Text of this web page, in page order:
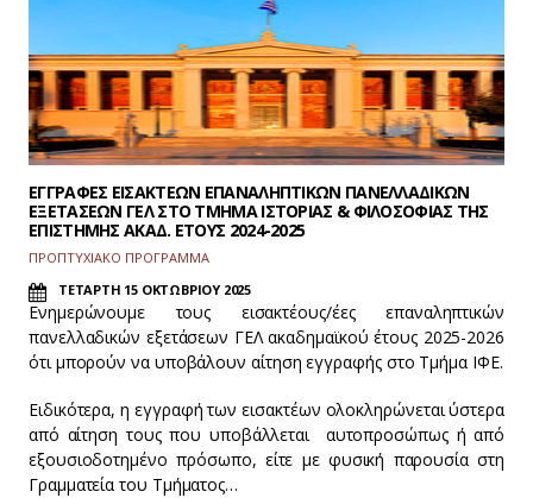
ΕΓΓΡΑΦΕΣ ΕΙΣΑΚΤΕΩΝ ΕΠΑΝΑΛΗΠΤΙΚΩΝ ΠΑΝΕΛΛΑΔΙΚΩΝ
ΕΞΕΤΑΣΕΩΝ ΓΕΛ ΣΤΟ ΤΜΗΜΑ ΙΣΤΟΡΙΑΣ & ΦΙΛΟΣΟΦΙΑΣ ΤΗΣ
ΕΠΙΣΤΗΜΗΣ ΑΚΑΔ. ΕΤΟΥΣ 2024-2025
ΠΡΟΠΤΥΧΙΑΚΟ ΠΡΟΓΡΑΜΜΑ
ΤΕΤΑΡΤΗ 15 ΟΚΤΩΒΡΙΟΥ 2025
Ενημερώνουμε τους εισακτέους/έες επαναληπτικών
πανελλαδικών εξετάσεων ΓΕΛ ακαδημαϊκού έτους 2025-2026
ότι μπορούν να υποβάλουν αίτηση εγγραφής στο Τμήμα ΙΦΕ.
Ειδικότερα, η εγγραφή των εισακτέων ολοκληρώνεται ύστερα
από αίτηση τους που υποβάλλεται αυτοπροσώπως ή από
εξουσιοδοτημένο πρόσωπο, είτε με φυσική παρουσία στη
Γραμματεία του Τμήματος…